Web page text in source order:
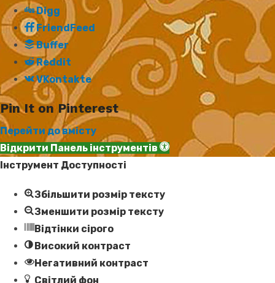
Digg
FriendFeed
Buffer
Reddit
VKontakte
Pin It on Pinterest
Перейти до вмісту
Відкрити Панель інструментів
Інструмент Доступності
Збільшити розмір тексту
Зменшити розмір тексту
Відтінки сірого
Високий контраст
Негативний контраст
Світлий фон